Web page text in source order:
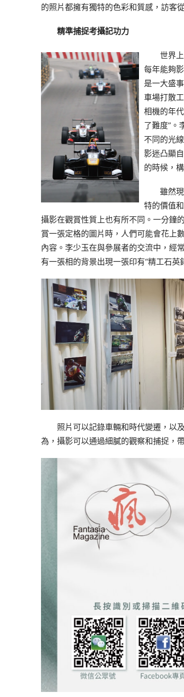
的照片都擁有獨特的色彩和質感，訪客
精準捕捉考攝記功力
世界
每年能夠
是一大盛
車場打散
相機的年
了難度”。
不同的光
影迷凸顯
的時候，
雖然
特的價值
攝影在觀賞性質上也有所不同。一分鐘
賞一張定格的圖片時，人們可能會花上
內容。李少玉在與參展者的交流中，經
有一張相的背景出現一張印有“精工石
照片可以記錄車輛和時代變遷，以
為，攝影可以通過細膩的觀察和捕捉，